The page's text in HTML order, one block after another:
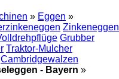
» Eggen »
Zinkeneggen
Grubber
Traktor-Mulcher
Cambridgewalzen
- Bayern »